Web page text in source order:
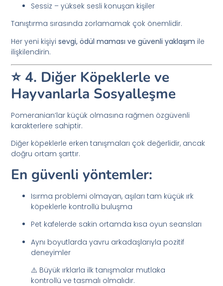
Sessiz – yüksek sesli konuşan kişiler
Tanıştırma sırasında zorlamamak çok önemlidir.
Her yeni kişiyisevgi, ödül maması ve güvenli yaklaşım ile
ilişkilendirin.
⭐ 4. Diğer Köpeklerle ve
Hayvanlarla Sosyalleşme
Pomeranian’lar küçük olmasına rağmen özgüvenli
karakterlere sahiptir.
Diğer köpeklerle erken tanışmaları çok değerlidir, ancak
doğru ortam şarttır.
En güvenli yöntemler:
Isırma problemi olmayan, aşıları tam küçük ırk
köpeklerle kontrollü buluşma
Pet kafelerde sakin ortamda kısa oyun seansları
Aynı boyutlarda yavru arkadaşlarıyla pozitif
deneyimler
⚠️ Büyük ırklarla ilk tanışmalar mutlaka
kontrollü ve tasmalı olmalıdır.